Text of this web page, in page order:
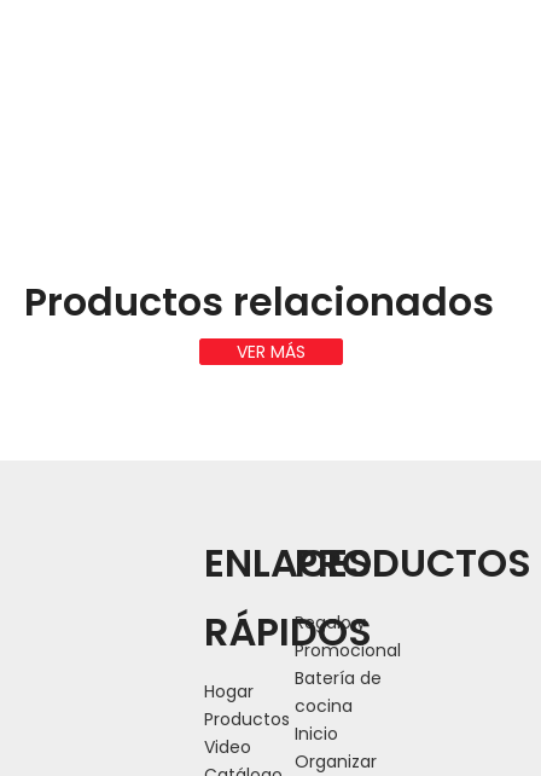
Productos relacionados
VER MÁS
ENLACES
RÁPIDOS
Hogar
Productos
Video
PRODUCTOS
Regalo y
Promocional
Batería de
cocina
Inicio
Organizar